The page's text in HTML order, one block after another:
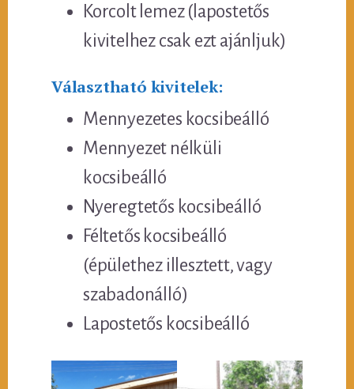
Korcolt lemez (lapostetős
kivitelhez csak ezt ajánljuk)
Választható kivitelek:
Mennyezetes kocsibeálló
Mennyezet nélküli
kocsibeálló
Nyeregtetős kocsibeálló
Féltetős kocsibeálló
(épülethez illesztett, vagy
szabadonálló)
Lapostetős kocsibeálló